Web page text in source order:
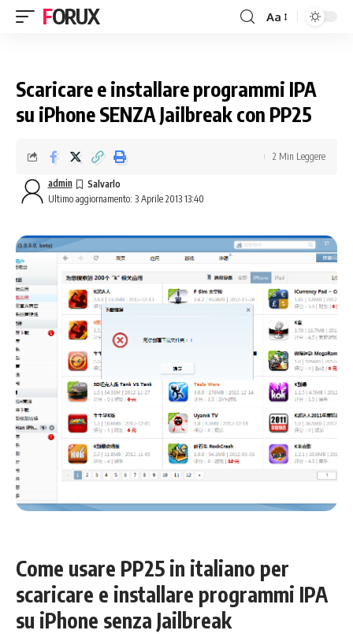
FORUX Aa
Scaricare e installare programmi IPA
su iPhone SENZA Jailbreak con PP25
Ultimo aggiornamento: 3 Aprile 2013 13:40
admin
2 Min Leggere
Come usare PP25 in italiano per
scaricare e installare programmi IPA
su iPhone senza Jailbreak